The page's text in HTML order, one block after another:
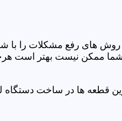
های رفع مشکلات را با
ممکن نیست بهتر است
قطعه ها در ساخت